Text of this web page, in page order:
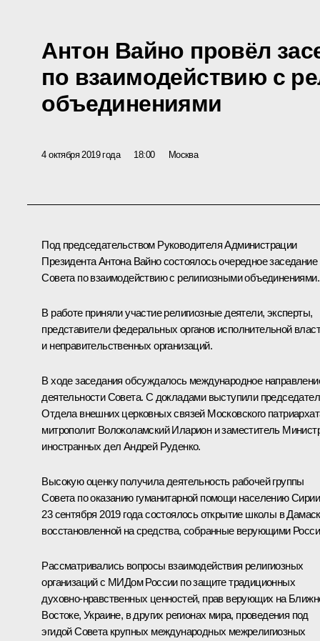
Антон Вайно провёл
по взаимодействию с
объединениями
4 октября 2019 года 18:00 Москва
Под председательством Руководителя Администрации
ПрезидентаАнтона Вайносостоялось очередное заседание
Совета по взаимодействию с религиозными объединениями.
В работе приняли участие религиозные деятели, эксперты,
представители федеральных органов исполнительной
и неправительственных организаций.
В ходе заседания обсуждалось международное
деятельности Совета. С докладами выступили
Отдела внешних церковных связей Московского
митрополит Волоколамский Иларион и заместитель
иностранных дел Андрей Руденко.
Высокую оценку получила деятельность рабочей группы
Совета по оказанию гуманитарной помощи населению
23 сентября 2019 года состоялось открытие школы в
восстановленной на средства, собранные верующими
Рассматривались вопросы взаимодействия религиозных
организаций с МИДом России по защите традиционных
духовно-нравственных ценностей, прав верующих на
Востоке, Украине, в других регионах мира, проведения под
эгидой Совета крупных международных межрелигиозных